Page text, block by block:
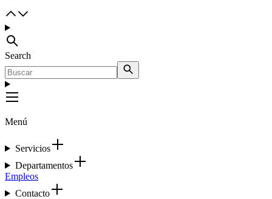
Search
Menú
Servicios
Departamentos
Empleos
Contacto